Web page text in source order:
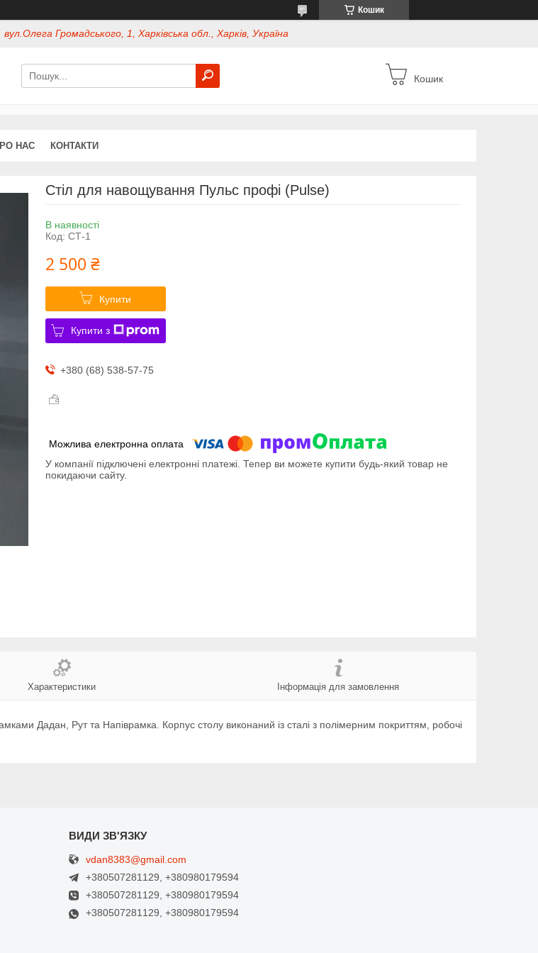
Кошик
вул.Олега Громадського, 1, Харківська обл., Харків, Україна
Кошик
НАС КОНТАКТИ
Стіл для навощування Пульс профі (Pulse)
В наявності
Код: СТ-1
2 500 ₴
Купити
Купити з
+380 (68) 538-57-75
У компанії підключені електронні платежі. Тепер ви можете купити будь-який товар не
покидаючи сайту.
Характеристики Інформація для замовлення
Дадан, Рут та Напіврамка. Корпус столу виконаний із сталі з полімерним покриттям, робочі
vdan8383@gmail.com
+380507281129, +380980179594
+380507281129, +380980179594
+380507281129, +380980179594